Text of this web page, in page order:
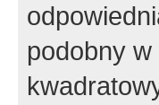
podobny